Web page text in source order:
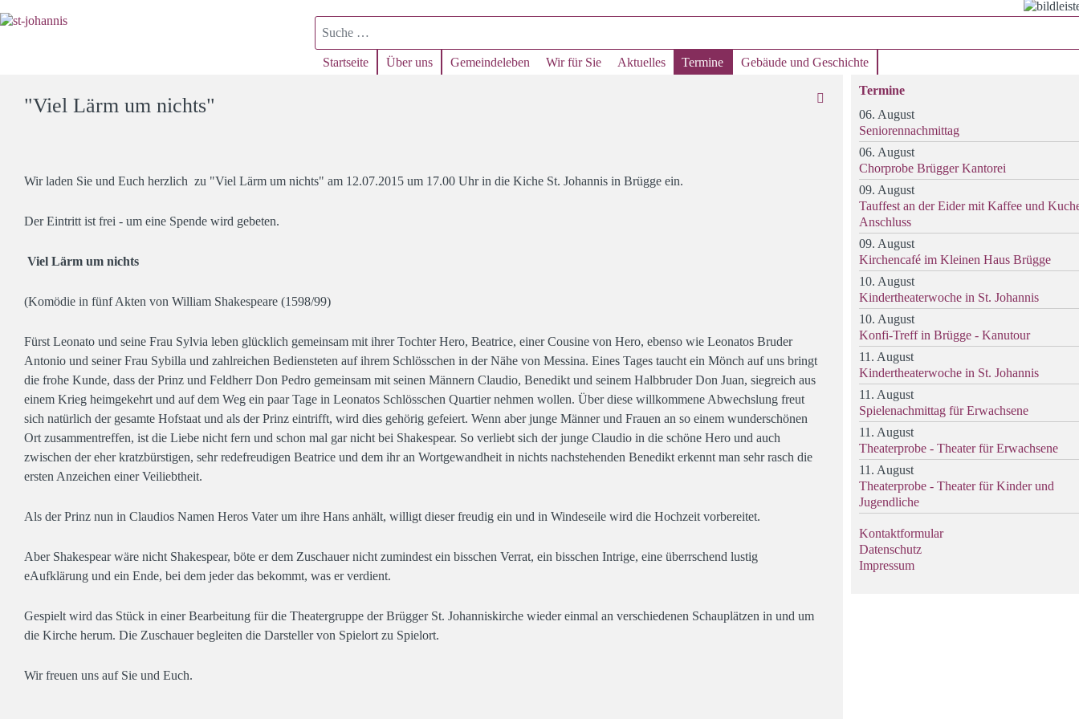
Suchen
Startseite Über uns Gemeindeleben Wir für Sie Aktuelles Termine Gebäude und Geschichte
"Viel Lärm um nichts"
Wir laden Sie und Euch herzlich zu "Viel Lärm um nichts" am 12.07.2015 um 17.00 Uhr in die Kiche St. Johannis in Brügge ein.
Der Eintritt ist frei - um eine Spende wird gebeten.
Viel Lärm um nichts
(Komödie in fünf Akten von William Shakespeare (1598/99)
Fürst Leonato und seine Frau Sylvia leben glücklich gemeinsam mit ihrer Tochter Hero, Beatrice, einer Cousine von Hero, ebenso wie Leonatos Bruder
Antonio und seiner Frau Sybilla und zahlreichen Bediensteten auf ihrem Schlösschen in der Nähe von Messina. Eines Tages taucht ein Mönch auf uns bringt
die frohe Kunde, dass der Prinz und Feldherr Don Pedro gemeinsam mit seinen Männern Claudio, Benedikt und seinem Halbbruder Don Juan, siegreich aus
einem Krieg heimgekehrt und auf dem Weg ein paar Tage in Leonatos Schlösschen Quartier nehmen wollen. Über diese willkommene Abwechslung freut
sich natürlich der gesamte Hofstaat und als der Prinz eintrifft, wird dies gehörig gefeiert. Wenn aber junge Männer und Frauen an so einem wunderschönen
Ort zusammentreffen, ist die Liebe nicht fern und schon mal gar nicht bei Shakespear. So verliebt sich der junge Claudio in die schöne Hero und auch
zwischen der eher kratzbürstigen, sehr redefreudigen Beatrice und dem ihr an Wortgewandheit in nichts nachstehenden Benedikt erkennt man sehr rasch die
ersten Anzeichen einer Veiliebtheit.
Als der Prinz nun in Claudios Namen Heros Vater um ihre Hans anhält, willigt dieser freudig ein und in Windeseile wird die Hochzeit vorbereitet.
Aber Shakespear wäre nicht Shakespear, böte er dem Zuschauer nicht zumindest ein bisschen Verrat, ein bisschen Intrige, eine überrschend lustig
eAufklärung und ein Ende, bei dem jeder das bekommt, was er verdient.
Gespielt wird das Stück in einer Bearbeitung für die Theatergruppe der Brügger St. Johanniskirche wieder einmal an verschiedenen Schauplätzen in und um
die Kirche herum. Die Zuschauer begleiten die Darsteller von Spielort zu Spielort.
Wir freuen uns auf Sie und Euch.
Termine
06. August
Seniorennachmittag
06. August
Chorprobe Brügger Kantorei
09. August
Tauffest an der Eider mit Kaffee und
Anschluss
09. August
Kirchencafé im Kleinen Haus Brügge
10. August
Kindertheaterwoche in St. Johannis
10. August
Konfi-Treff in Brügge - Kanutour
11. August
Kindertheaterwoche in St. Johannis
11. August
Spielenachmittag für Erwachsene
11. August
Theaterprobe - Theater für Erwachsene
11. August
Theaterprobe - Theater für Kinder und
Jugendliche
Kontaktformular
Datenschutz
Impressum